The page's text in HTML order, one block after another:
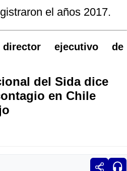
el años 2017.
ejecutivo de
del Sida dice
en Chile